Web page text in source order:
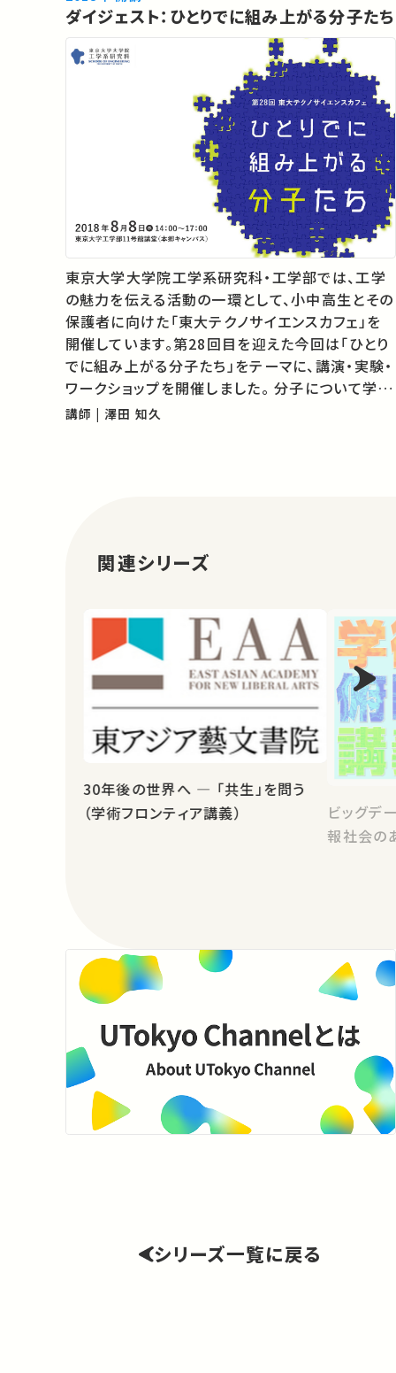
いて学びます。 ★東大…
ダイジェスト：ひとりでに組み上がる分子たち
東京大学大学院工学系研究科・工学部では、工学
の魅力を伝える活動の一環として、小中高生とその
保護者に向けた「東大テクノサイエンスカフェ」を
開催しています。第28回目を迎えた今回は「ひとり
でに組み上がる分子たち」をテーマに、講演・実験・
ワークショップを開催しました。 分子について学ぶ
イベントの、全体の様子をダイジェストでお届けし
講師 | 澤田 知久
関連シリーズ
30年後の世界へ ― 「共生」を問う
（学術フロンティア講義）
ビッグデ
報社会の
シリーズ一覧に戻る